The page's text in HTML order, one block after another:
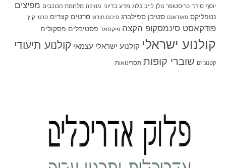
יוסף סידר כריסטופר נולן לייב בלוג מדע בדיוני מוזיקה מלחמת הכוכבים מפיצים
נטפליקס סאנדאנס סטיבן ספילברג סיכום חודש סרטים קצרים סרטי קיץ
פודקאסט סינמסקופ הקצה פיקסאר פסטיבלים פסקולים
קולנוע ישראלי קולנוע ישראלי עצמאי קולנוע תיעודי
קטנוניזם שוברי קופות תסריטאות